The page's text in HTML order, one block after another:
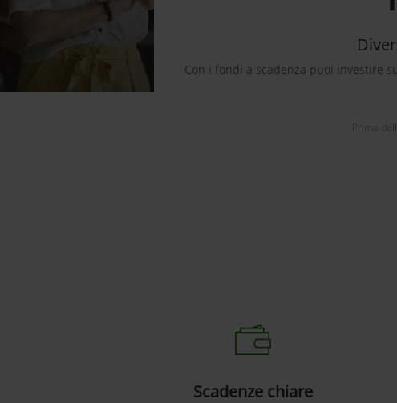
Con i fondi a scadenza puoi investire
Scadenze chiare